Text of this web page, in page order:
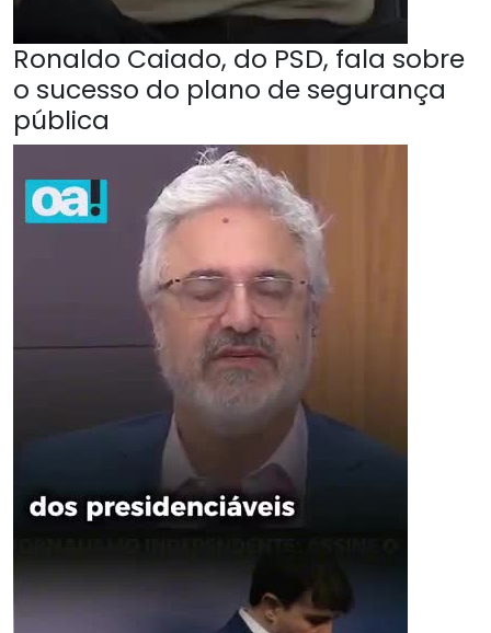
Ronaldo Caiado, do PSD, fala sobre
o sucesso do plano de segurança
pública